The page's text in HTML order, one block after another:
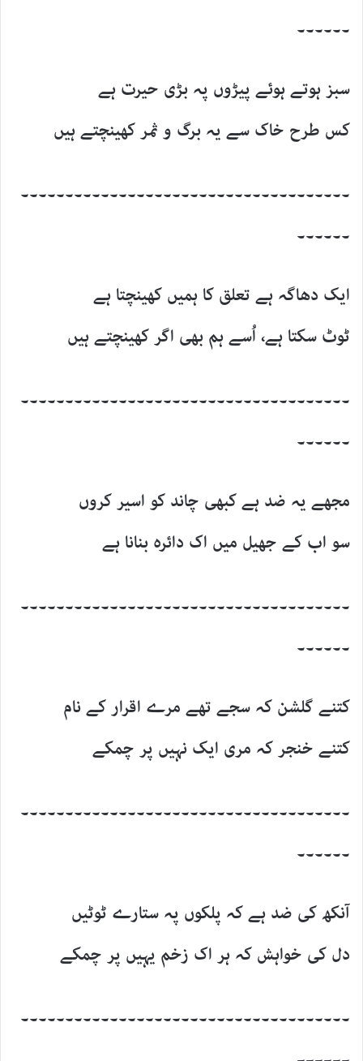
۔۔۔۔۔۔
سبز ہوتے ہوئے پیڑوں پہ بڑی حیرت ہے
کس طرح خاک سے یہ برگ و ثمر کھینچتے ہیں
۔۔۔۔۔۔۔۔۔۔۔۔۔۔۔۔۔۔۔۔۔۔۔۔۔۔۔۔۔۔۔۔۔۔۔۔۔
۔۔۔۔۔۔
ایک دھاگہ ہے تعلق کا ہمیں کھینچتا ہے
ٹوٹ سکتا ہے، اُسے ہم بھی اگر کھینچتے ہیں
۔۔۔۔۔۔۔۔۔۔۔۔۔۔۔۔۔۔۔۔۔۔۔۔۔۔۔۔۔۔۔۔۔۔۔۔۔
۔۔۔۔۔۔
مجھے یہ ضد ہے کبھی چاند کو اسیر کروں
سو اب کے جھیل میں اک دائرہ بنانا ہے
۔۔۔۔۔۔۔۔۔۔۔۔۔۔۔۔۔۔۔۔۔۔۔۔۔۔۔۔۔۔۔۔۔۔۔۔۔
۔۔۔۔۔۔
کتنے گلشن کہ سجے تھے مرے اقرار کے نام
کتنے خنجر کہ مری ایک نہیں پر چمکے
۔۔۔۔۔۔۔۔۔۔۔۔۔۔۔۔۔۔۔۔۔۔۔۔۔۔۔۔۔۔۔۔۔۔۔۔۔
۔۔۔۔۔۔
آنکھ کی ضد ہے کہ پلکوں پہ ستارے ٹوٹیں
دل کی خواہش کہ ہر اک زخم یہیں پر چمکے
۔۔۔۔۔۔۔۔۔۔۔۔۔۔۔۔۔۔۔۔۔۔۔۔۔۔۔۔۔۔۔۔۔۔۔۔۔